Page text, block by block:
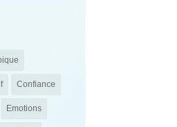
Confiance
Emotions